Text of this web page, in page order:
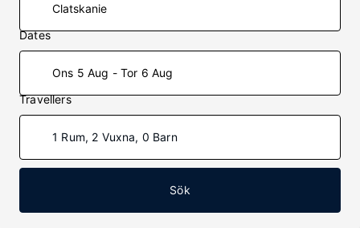
Dates
Ons 5 Aug - Tor 6 Aug
Travellers
1 Rum, 2 Vuxna, 0 Barn
Sök